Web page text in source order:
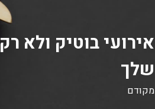
אירועי בוטיק ולא
שלך
מקודם